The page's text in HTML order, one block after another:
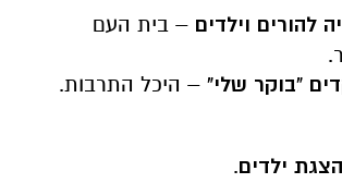
להורים וילדים – בית העם
"בוקר שלי" – היכל התרבות.
ילדים.